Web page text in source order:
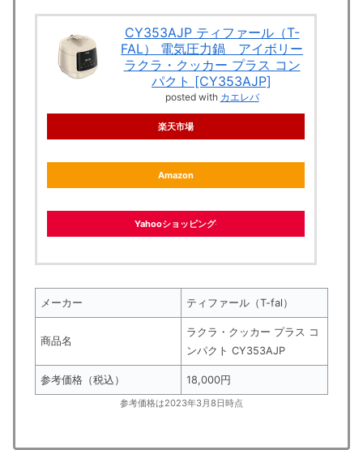
CY353AJP ティファール（T-
FAL） 電気圧力鍋 アイボリー
ラクラ・クッカー プラス コン
パクト [CY353AJP]
posted with カエレバ
楽天市場
Amazon
Yahooショッピング
メーカー ティファール（T-fal）
商品名
ラクラ・クッカー プラス コ
ンパクト CY353AJP
参考価格（税込） 18,000円
参考価格は2023年3月8日時点